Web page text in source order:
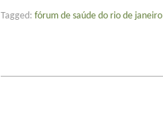
Tagged: fórum de saúde do rio de janeiro